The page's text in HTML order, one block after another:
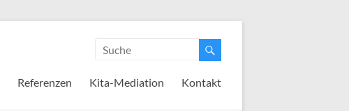
Referenzen Kita-Mediation Kontakt